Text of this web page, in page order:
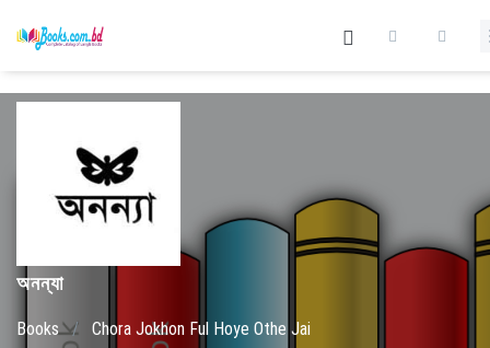
অনন্যা
Books / Chora Jokhon Ful Hoye Othe Jai